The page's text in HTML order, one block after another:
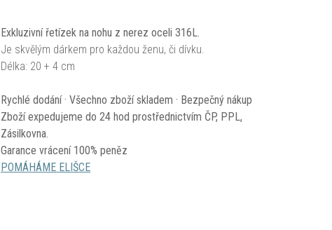
Exkluzivní řetízek na nohu z nerez oceli 316L.
Je skvělým dárkem pro každou ženu, či dívku.
Délka: 20 + 4 cm
Rychlé dodání · Všechno zboží skladem · Bezpečný nákup
Zboží expedujeme do 24 hod prostřednictvím ČP, PPL,
Zásilkovna.
Garance vrácení 100% peněz
POMÁHÁME ELIŠCE